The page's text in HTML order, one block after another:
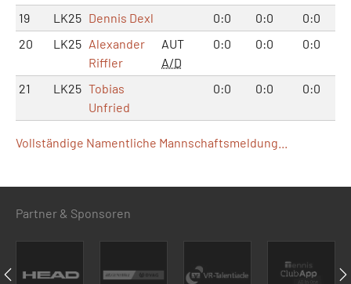
19
LK25 Dennis Dexl 0:0 0:0
0:0
20
LK25 Alexander
Riffler
AUT
A/D
0:0 0:0 0:0
21 LK25 Tobias
Unfried
0:0 0:0 0:0
Vollständige Namentliche Mannschaftsmeldung...
Partner & Sponsoren